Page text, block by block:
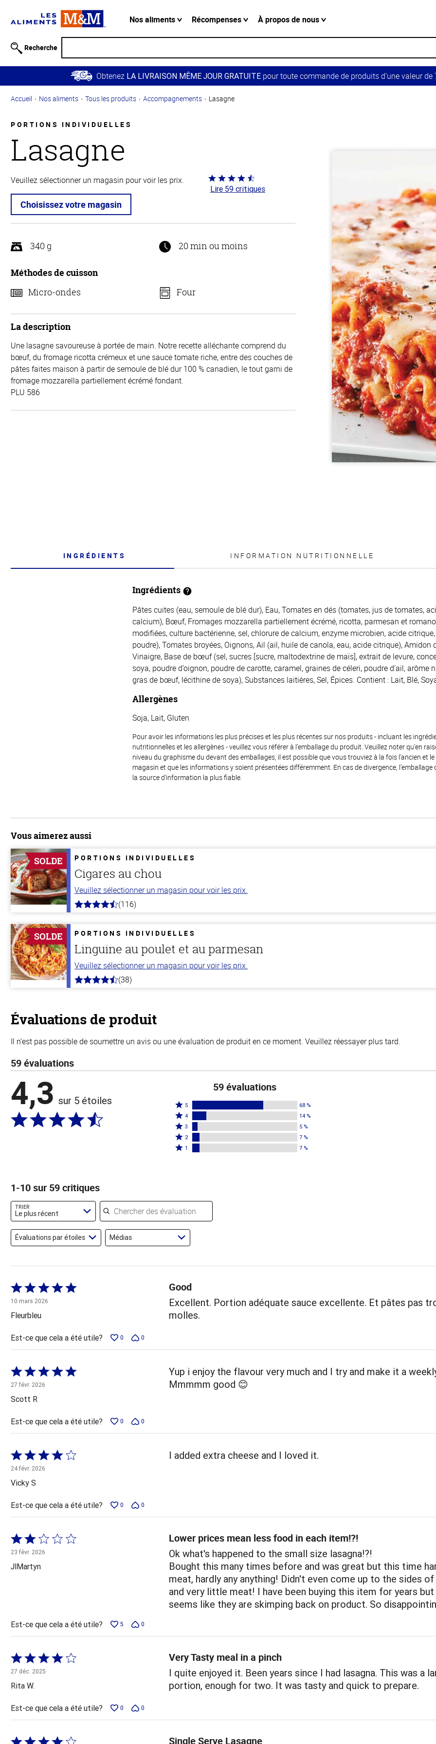
relative à
Passer
contenu
Retour à
principale
Nos aliments Récompenses À propos de nous
Recherche
Obtenez LA LIVRAISON MÊME JOUR GRATUITEpour toute commande de produits d’une valeur
Accueil Nos aliments Tous les produits Accompagnements Lasagne
PORTIONS INDIVIDUELLES
Lasagne
Veuillez sélectionner un magasin pour voir les prix.
Choisissez votre magasin
Coté
4.3 sur
Lire 59 critiques
340 g 20 min ou moins
Méthodes de cuisson
Micro-ondes
Four
La description
Une lasagne savoureuse à portée de main. Notre recette alléchante comprend du
bœuf, du fromage ricotta crémeux et une sauce tomate riche, entre des couches de
pâtes faites maison à partir de semoule de blé dur 100 % canadien, le tout garni de
fromage mozzarella partiellement écrémé fondant.
PLU 586
INGRÉDIENTS INFORMATION NUTRITIONNELLE
Ingrédients
Pâtes cuites (eau, semoule de blé dur), Eau, Tomates en dés (tomates, jus de tomates,
calcium), Bœuf, Fromages mozzarella partiellement écrémé, ricotta, parmesan et
modifiées, culture bactérienne, sel, chlorure de calcium, enzyme microbien, acide
poudre), Tomates broyées, Oignons, Ail (ail, huile de canola, eau, acide citrique), Amidon
Vinaigre, Base de bœuf (sel, sucres [sucre, maltodextrine de maïs], extrait de levure,
soya, poudre d’oignon, poudre de carotte, caramel, graines de céleri, poudre d’ail,
gras de bœuf, lécithine de soya), Substances laitières, Sel, Épices. Contient : Lait, Blé,
Allergènes
Soja, Lait, Gluten
Pour avoir les informations les plus précises et les plus récentes sur nos produits - incluant les
nutritionnelles et les allergènes - veuillez vous référer à l’emballage du produit. Veuillez noter qu’en
niveau du graphisme du devant des emballages, il est possible que vous trouviez à la fois l’ancien et
magasin et que les informations y soient présentées différemment. En cas de divergence,
la source d'information la plus fiable.
Vous aimerez aussi
SOLDE PORTIONS INDIVIDUELLES
Cigares au chou
Veuillez sélectionner un magasin pour voir les prix.
4.2
5
stars
(116)
SOLDE PORTIONS INDIVIDUELLES
Linguine au poulet et au parmesan
Veuillez sélectionner un magasin pour voir les prix.
4.1
(38)
Évaluations de produit
Il n’est pas possible de soumettre un avis ou une évaluation de produit en ce moment. Veuillez réessayer plus tard.
59 évaluations
4,3 sur 5 étoiles
59 évaluations
Coté
5
étoiles
par
68 %
5 68 %
Coté
4
étoiles
par
4 14 %
Coté
3
étoiles
3 5 %
Coté
2
évaluateurs
2 7 %
Coté1 7 %
1-10 sur 59 critiques
TRIER
Le plus récent
Chercher des évaluations
Évaluations par étoiles Médias
Coté
5 sur
5
10 mars 2026
Fleurbleu
Good
Excellent. Portion adéquate sauce excellente. Et pâtes pas
molles.
Est-ce que cela a été utile? 0 0
Coté
5 sur
5
27 févr. 2026
Scott R
Yup i enjoy the flavour very much and I try and make it a
Mmmmm good 😊
Est-ce que cela a été utile? 0 0
Coté
4 sur
5
24 févr. 2026
Vicky S
I added extra cheese and I loved it.
Est-ce que cela a été utile? 0 0
Coté
2 sur
5
23 févr. 2026
JlMartyn
Lower prices mean less food in each item!?!
Ok what's happened to the small size lasagna!?!
Bought this many times before and was great but this time
meat, hardly any anything! Didn't even come up to the sides
and very little meat! I have been buying this item for years
seems like they are skimping back on product. So
Est-ce que cela a été utile? 5 0
Coté
4 sur
5
27 déc. 2025
Rita W.
Very Tasty meal in a pinch
I quite enjoyed it. Been years since I had lasagna. This was a
portion, enough for two. It was tasty and quick to prepare.
Est-ce que cela a été utile? 0 0
Coté Single Serve Lasagne